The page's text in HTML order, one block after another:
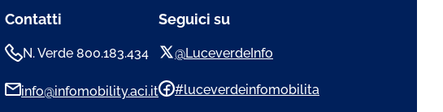
Contatti
N. Verde 800.183.434
info@infomobility.aci.it
Seguici su
@LuceverdeInfo
#luceverdeinfomobilita